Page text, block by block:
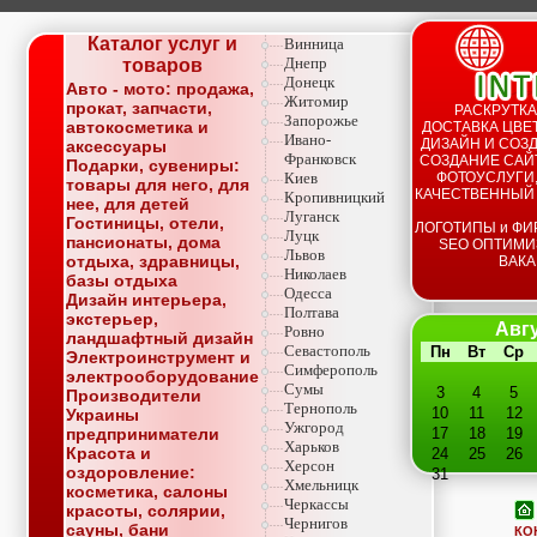
Каталог услуг и
товаров
Авто - мото: продажа,
прокат, запчасти,
автокосметика и
аксессуары
Подарки, сувениры:
товары для него, для
нее, для детей
Гостиницы, отели,
пансионаты, дома
отдыха, здравницы,
базы отдыха
Дизайн интерьера,
экстерьер,
ландшафтный дизайн
Электроинструмент и
электрооборудование
Производители
Украины
предприниматели
Красота и
оздоровление:
косметика, салоны
красоты, солярии,
сауны, бани
Винница
Днепр
Донецк
Житомир
Запорожье
Ивано-
Франковск
Киев
Кропивницкий
Луганск
Луцк
Львов
Николаев
Одесса
Полтава
Ровно
Севастополь
Симферополь
Сумы
Тернополь
Ужгород
Харьков
Херсон
Хмельницк
Черкассы
Чернигов
ДОСТАВКА
ДИЗАЙН И
СОЗДАНИЕ
ЛОГОТИПЫ и
SEO
Пн Вт Ср
3 4
5
10
11
12
17
18
19
24
25
26
31